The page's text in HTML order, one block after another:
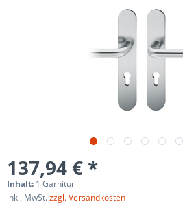
137,94 € *
Inhalt: 1 Garnitur
inkl. MwSt.zzgl. Versandkosten